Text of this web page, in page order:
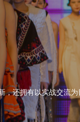
，还拥有以实战交流